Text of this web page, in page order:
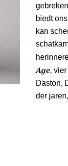
biedt
kan
Age,
Daston,
der